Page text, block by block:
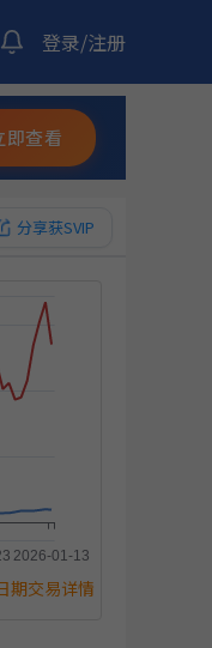
登录/注册
即查看
分享获SVIP
期交易详情